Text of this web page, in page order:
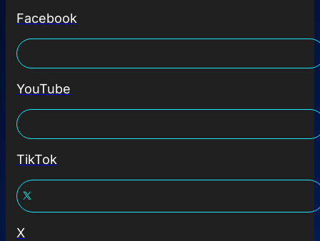
Facebook
YouTube
TikTok
X